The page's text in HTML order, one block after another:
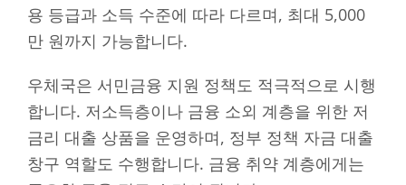
용 등급과 소득 수준에 따라 다르며, 최대 5,000
만 원까지 가능합니다.
우체국은 서민금융 지원 정책도 적극적으로 시행
합니다. 저소득층이나 금융 소외 계층을 위한 저
금리 대출 상품을 운영하며, 정부 정책 자금 대출
창구 역할도 수행합니다. 금융 취약 계층에게는